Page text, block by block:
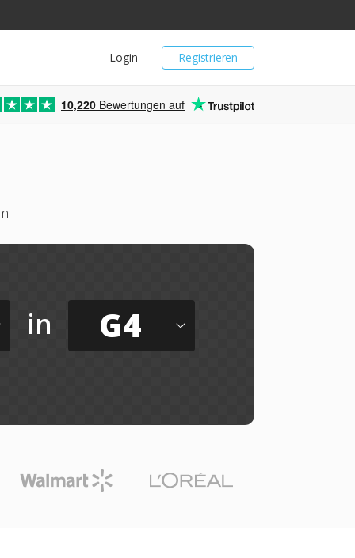
Registrieren
Login
10,220 Bewertungen auf
in G4